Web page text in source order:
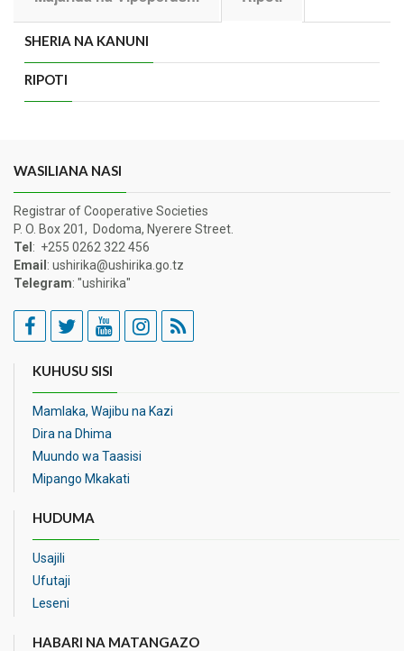
SHERIA NA KANUNI
RIPOTI
WASILIANA NASI
Registrar of Cooperative Societies
P. O. Box 201, Dodoma, Nyerere Street.
Tel : +255 0262 322 456
Email : ushirika@ushirika.go.tz
Telegram: "ushirika"
KUHUSU SISI
Mamlaka, Wajibu na Kazi
Dira na Dhima
Muundo wa Taasisi
Mipango Mkakati
HUDUMA
Usajili
Ufutaji
Leseni
HABARI NA MATANGAZO